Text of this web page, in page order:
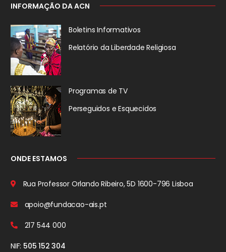
INFORMAÇÃO DA ACN
Boletins Informativos
Relatório da Liberdade Religiosa
Programas de TV
Perseguidos e Esquecidos
ONDE ESTAMOS
Rua Professor Orlando Ribeiro, 5D 1600-796 Lisboa
apoio@fundacao-ais.pt
217 544 000
NIF: 505 152 304